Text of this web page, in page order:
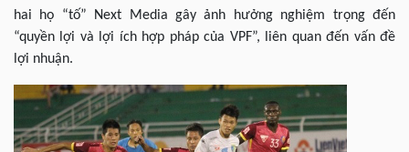
hai họ “tố” Next Media gây ảnh hưởng nghiệm trọng đến
“quyền lợi và lợi ích hợp pháp của VPF”, liên quan đến vấn đề
lợi nhuận.